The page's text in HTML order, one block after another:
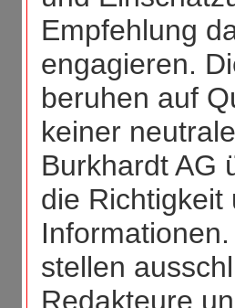
Empfehlung
engagieren.
beruhen auf
keiner
Burkhardt AG
die Richtigkeit
stellen
Redakteure